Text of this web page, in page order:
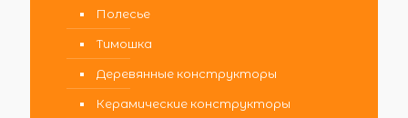
Полесье
Тимошка
Деревянные конструкторы
Керамические конструкторы